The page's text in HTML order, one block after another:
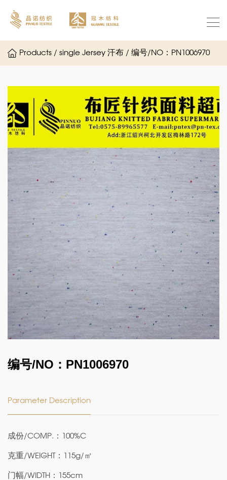
Products / single Jersey 汗布 / 编号/NO：PN1006970
编号/NO：PN1006970
Parameter Description
成份/COMP.：100%C
克重/WEIGHT：115g/㎡
门幅/WIDTH：155cm